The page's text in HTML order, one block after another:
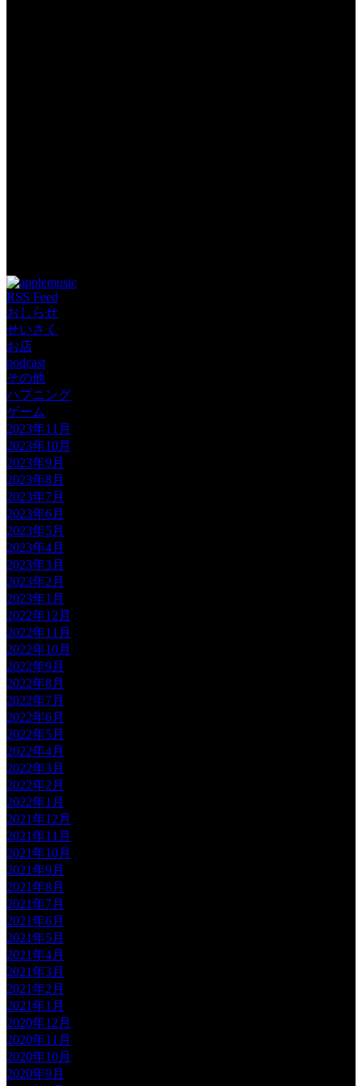
RSS Feed
おしらせ
せいさく
お店
podcast
その他
ハプニング
ゲーム
2023年11月
2023年10月
2023年9月
2023年8月
2023年7月
2023年6月
2023年5月
2023年4月
2023年3月
2023年2月
2023年1月
2022年12月
2022年11月
2022年10月
2022年9月
2022年8月
2022年7月
2022年6月
2022年5月
2022年4月
2022年3月
2022年2月
2022年1月
2021年12月
2021年11月
2021年10月
2021年9月
2021年8月
2021年7月
2021年6月
2021年5月
2021年4月
2021年3月
2021年2月
2021年1月
2020年12月
2020年11月
2020年10月
2020年9月